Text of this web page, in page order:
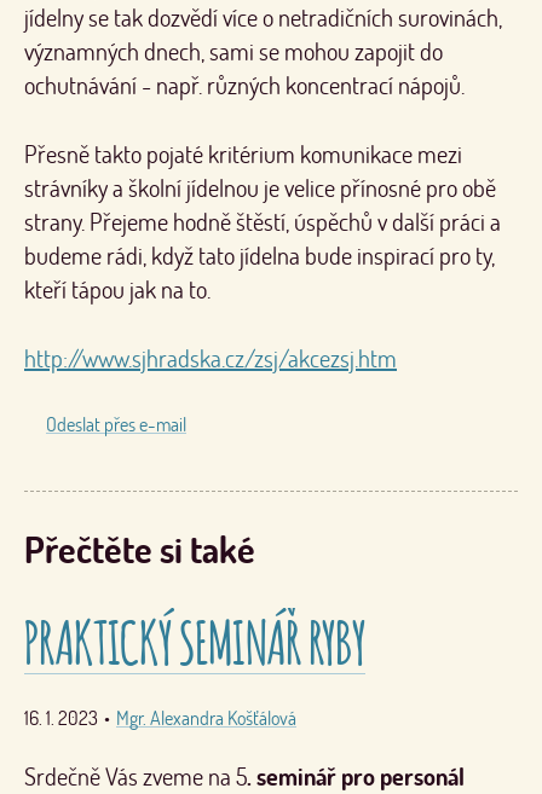
jídelny se tak dozvědí více o netradičních surovinách,
významných dnech, sami se mohou zapojit do
ochutnávání - např. různých koncentrací nápojů.
Přesně takto pojaté kritérium komunikace mezi
strávníky a školní jídelnou je velice přínosné pro obě
strany. Přejeme hodně štěstí, úspěchů v další práci a
budeme rádi, když tato jídelna bude inspirací pro ty,
kteří tápou jak na to.
http://www.sjhradska.cz/zsj/akcezsj.htm
Odeslat přes e-mail
Přečtěte si také
PRAKTICKÝ SEMINÁŘ RYBY
16. 1. 2023 • Mgr. Alexandra Košťálová
Srdečně Vás zveme na 5. seminář pro personál